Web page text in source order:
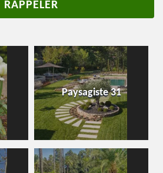
Paysagiste 31